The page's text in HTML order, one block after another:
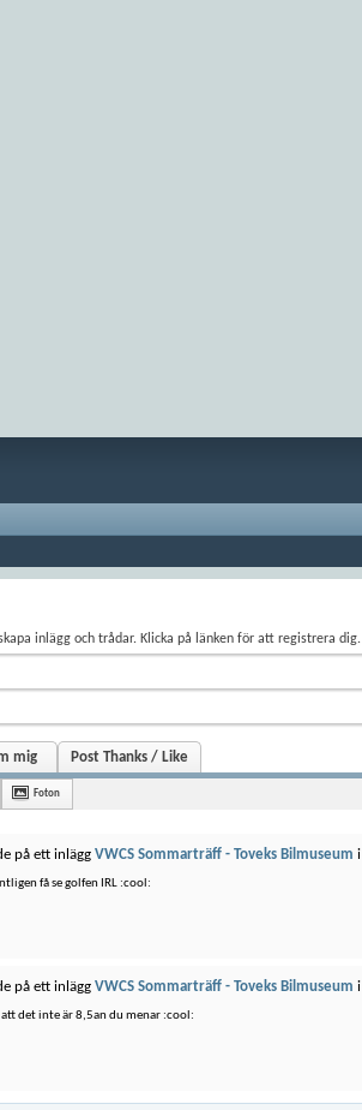
inlägg och trådar. Klicka på länken för att registrera dig.
mig Post Thanks / Like
Foton
på ett inlägg VWCS Sommarträff - Toveks Bilmuseum i
få se golfen IRL :cool:
på ett inlägg VWCS Sommarträff - Toveks Bilmuseum i
det inte är 8,5an du menar :cool: